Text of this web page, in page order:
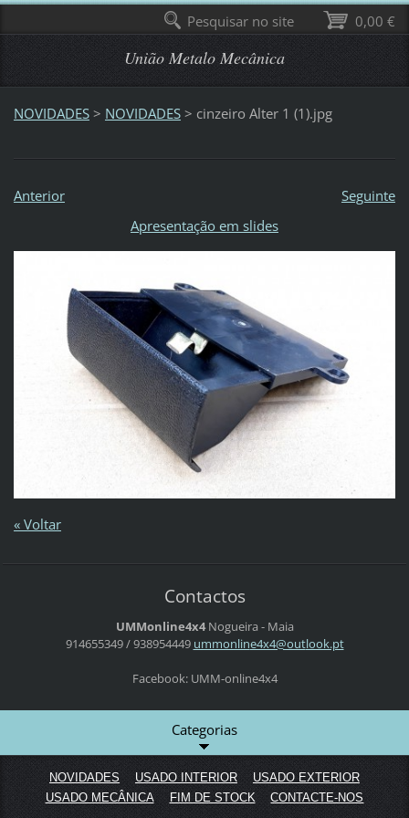
União Metalo Mecânica
NOVIDADES > NOVIDADES > cinzeiro Alter 1 (1).jpg
Anterior
Seguinte
Apresentação em slides
« Voltar
Contactos
UMMonline4x4 Nogueira - Maia
914655349 / 938954449 ummonline4x4@outlook.pt
Facebook: UMM-online4x4
Categorias
NOVIDADES USADO INTERIOR
USADO EXTERIOR
USADO MECÂNICA
FIM DE STOCK CONTACTE-NOS
0,00 €
Pesquisar no site